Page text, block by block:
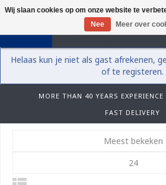
Helaas kun je niet als gast afrekenen,
of te registeren.
MORE THAN 40 YEARS
FAST DELIVERY
Meest bekeken
24
Wij slaan cookies op om onze website te
Nee
Meer over